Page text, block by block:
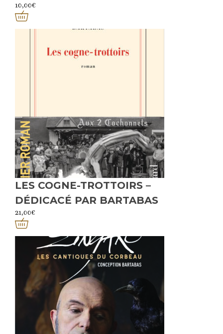
10,00€
LES COGNE-TROTTOIRS –
DÉDICACÉ PAR BARTABAS
21,00€